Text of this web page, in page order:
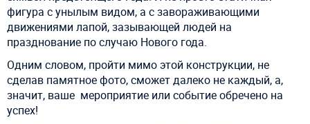
фигура с унылым видом, а с завораживающими
движениями лапой, зазывающей людей на
празднование по случаю Нового года.
Одним словом, пройти мимо этой конструкции, не
сделав памятное фото, сможет далеко не каждый, а,
значит, ваше мероприятие или событие обречено на
успех!